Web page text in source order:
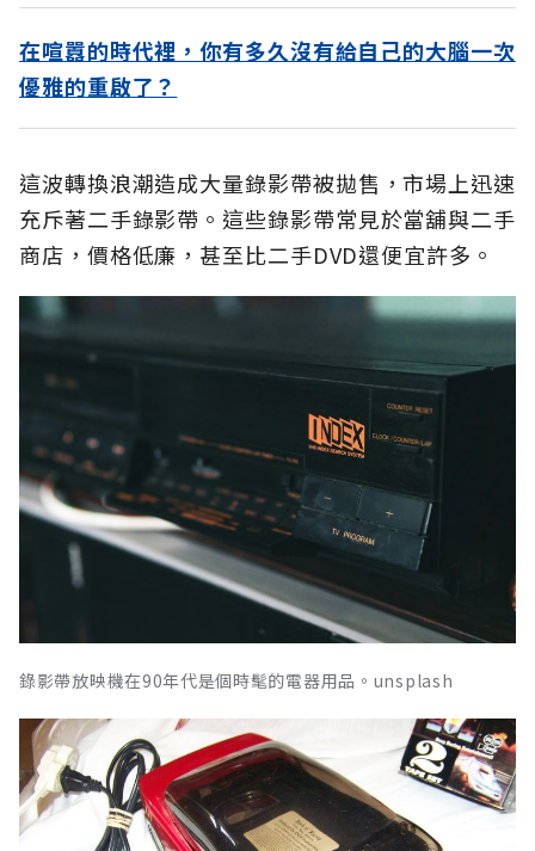
在喧囂的時代裡，你有多久沒有給自己的大腦一次
優雅的重啟了？
這波轉換浪潮造成大量錄影帶被拋售，市場上迅速
充斥著二手錄影帶。這些錄影帶常見於當舖與二手
商店，價格低廉，甚至比二手DVD還便宜許多。
錄影帶放映機在90年代是個時髦的電器用品。unsplash